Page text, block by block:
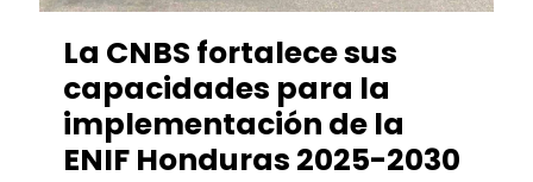
La CNBS fortalece sus
capacidades para la
implementación de la
ENIF Honduras 2025-2030